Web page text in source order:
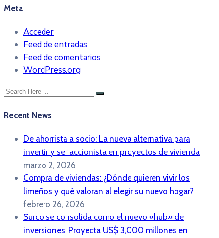
Meta
Acceder
Feed de entradas
Feed de comentarios
WordPress.org
Recent News
De ahorrista a socio: La nueva alternativa para
invertir y ser accionista en proyectos de vivienda
marzo 2, 2026
Compra de viviendas: ¿Dónde quieren vivir los
limeños y qué valoran al elegir su nuevo hogar?
febrero 26, 2026
Surco se consolida como el nuevo «hub» de
inversiones: Proyecta US$ 3,000 millones en